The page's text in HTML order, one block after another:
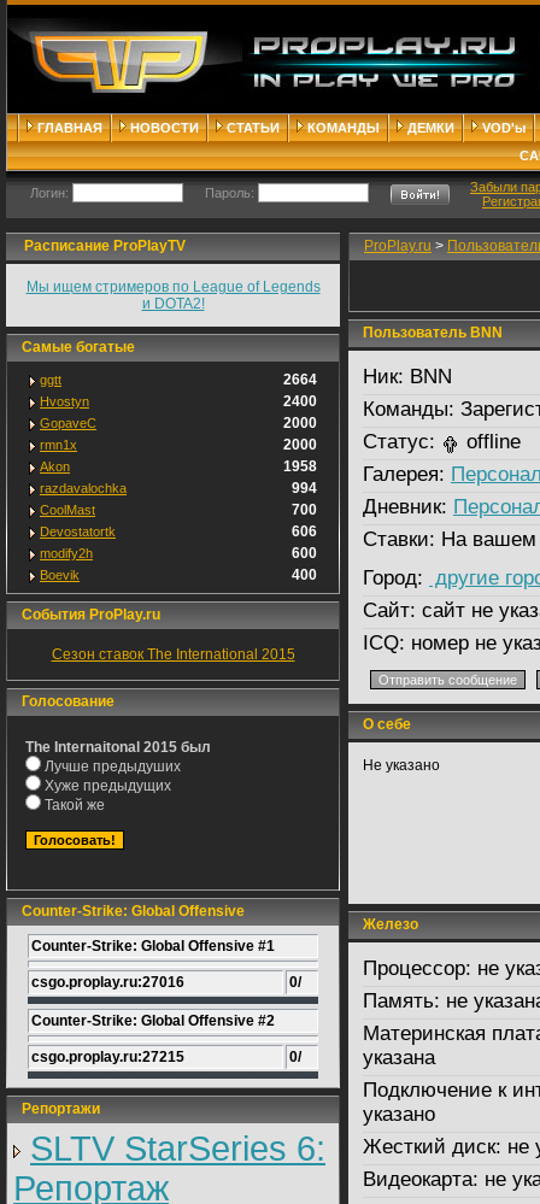
ГЛАВНАЯ НОВОСТИ СТАТЬИ КОМАНДЫ ДЕМКИ
VOD'ы
Логин: Пароль:
Забыли
Расписание ProPlayTV
Мы ищем стримеров по League of Legends
и DOTA2!
Самые богатые
ggtt 2664
Hvostyn 2400
GopaveC 2000
rmn1x 2000
Akon 1958
razdavalochka 994
CoolMast 700
Devostatortk 606
modify2h 600
Boevik 400
События ProPlay.ru
Сезон ставок The International 2015
Голосование
The Internaitonal 2015 был
Лучше предыдуших
Хуже предыдущих
Такой же
Counter-Strike: Global Offensive
Counter-Strike: Global Offensive #1
csgo.proplay.ru:27016 0/
Counter-Strike: Global Offensive #2
csgo.proplay.ru:27215 0/
Репортажи
SLTV StarSeries 6:
Репортаж
ProPlay.ru >
Пользователь BNN
Ник: BNN
Команды:
Статус:
offline
Галерея:
Дневник:
Ставки: На вашем
Город: другие
Сайт: сайт не
ICQ: номер не
О себе
Не указано
Железо
Процессор: не
Память: не
Материнская
указана
Подключение к
указано
Жесткий диск: не
Видеокарта: не